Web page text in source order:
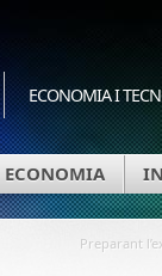
ECONOMIA I
ECONOMIA
Preparant